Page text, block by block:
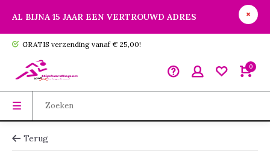
AL BIJNA 15 JAAR EEN VERTROUWD ADRES
GRATIS verzending vanaf € 25,00!
0
Terug